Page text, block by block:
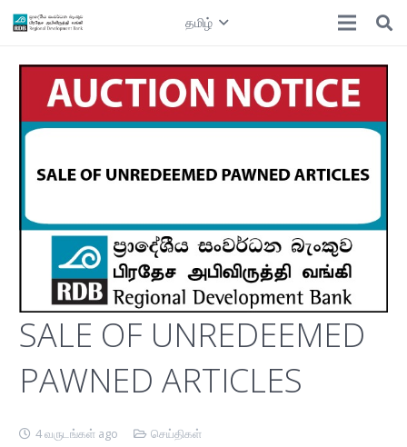
தமிழ்
SALE OF UNREDEEMED
PAWNED ARTICLES
4 வருடங்கள் ago செய்திகள்